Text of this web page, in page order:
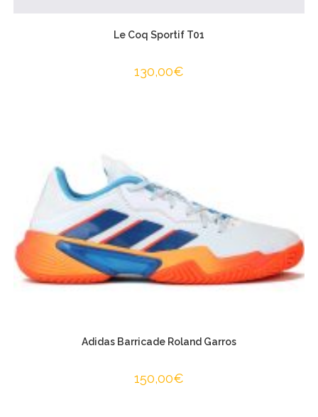
Le Coq Sportif T01
130,00€
Adidas Barricade Roland Garros
150,00€